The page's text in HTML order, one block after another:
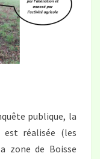
publique, la
est réalisée (les
zone de Boisse